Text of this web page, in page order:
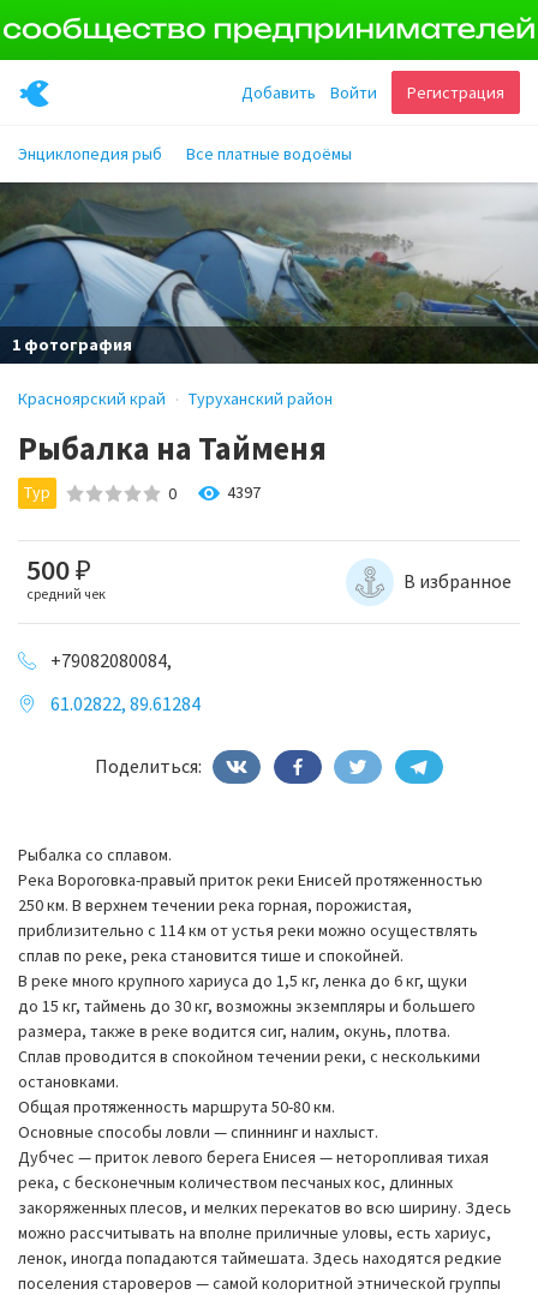
Регистрация
Войти
Добавить
Энциклопедия рыб Все платные водоёмы
1 фотография
Красноярский край Туруханский район
Рыбалка на Тайменя
Тур 0 4397
500₽
средний чек
В избранное
+79082080084,
61.02822, 89.61284
Поделиться:
Рыбалка со сплавом.
Река Вороговка-правый приток реки Енисей протяженностью
250 км. В верхнем течении река горная, порожистая,
приблизительно с 114 км от устья реки можно осуществлять
сплав по реке, река становится тише и спокойней.
В реке много крупного хариуса до 1,5 кг, ленка до 6 кг, щуки
до 15 кг, таймень до 30 кг, возможны экземпляры и большего
размера, также в реке водится сиг, налим, окунь, плотва.
Сплав проводится в спокойном течении реки, с несколькими
остановками.
Общая протяженность маршрута 50-80 км.
Основные способы ловли — спиннинг и нахлыст.
Дубчес — приток левого берега Енисея — неторопливая тихая
река, с бесконечным количеством песчаных кос, длинных
закоряженных плесов, и мелких перекатов во всю ширину. Здесь
можно рассчитывать на вполне приличные уловы, есть хариус,
ленок, иногда попадаются таймешата. Здесь находятся редкие
поселения староверов — самой колоритной этнической группы